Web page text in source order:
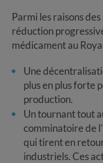
Parmi les raisons
réduction
médicament au
Une
plus en plus forte
production.
Un tournant tout
comminatoire de
qui tirent en
industriels. Ces